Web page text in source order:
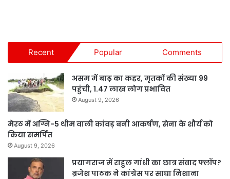
Recent Popular Comments
असम में बाढ़ का कहर, मृतकों की संख्या 99
पहुंची, 1.47 लाख लोग प्रभावित
August 9, 2026
मेरठ में अग्नि-5 थीम वाली कांवड़ बनी आकर्षण, सेना के शौर्य को
किया समर्पित
August 9, 2026
प्रयागराज में राहुल गांधी का छात्र संवाद फ्लॉप?
ब्रजेश पाठक ने कांग्रेस पर साधा निशाना